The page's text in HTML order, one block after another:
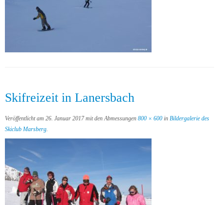
Skifreizeit in Lanersbach
Veröffentlicht am 26. Januar 2017mit den Abmessungen 800 × 600 in Bildergalerie des
Skiclub Marsberg.